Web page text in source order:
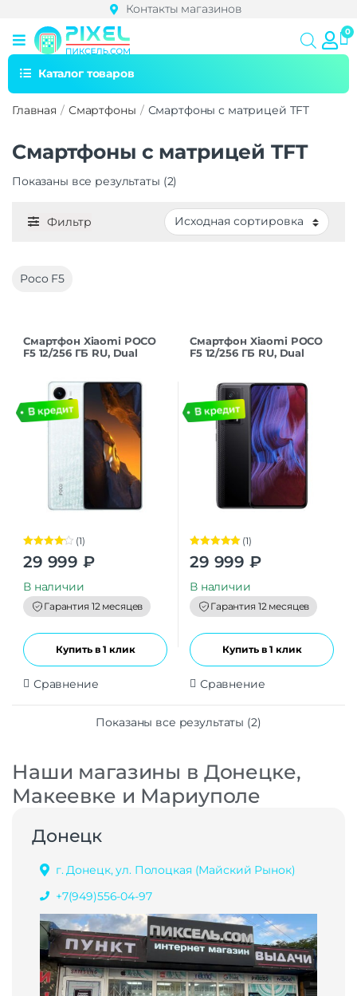
Контакты магазинов
Каталог товаров
Главная Смартфоны Смартфоны с матрицей TFT
Смартфоны с матрицей TFT
Показаны все результаты (2)
Фильтр
Poco F5
Смартфон Xiaomi POCO
F5 12/256 ГБ RU, Dual
Оценка
4.00из 5
(1)
29 999 ₽
В наличии
Гарантия 12 месяцев
Купить в 1 клик
Сравнение
Смартфон Xiaomi POCO
F5 12/256 ГБ RU, Dual
Оценка5.00
из 5
(1)
29 999 ₽
В наличии
Гарантия 12 месяцев
Купить в 1 клик
Сравнение
Показаны все результаты (2)
Наши магазины в Донецке,
Макеевке и Мариуполе
Донецк
г. Донецк, ул. Полоцкая (Майский Рынок)
+7(949)556-04-97